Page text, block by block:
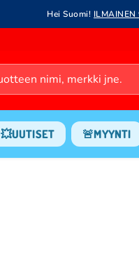
Hei Suomi!
💥UUTISET 🚨MYYNTI